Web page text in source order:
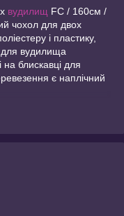
вудилищ FC / 160см /
чохол для двох
і пластику,
для вудилища
блискавці для
є наплічний